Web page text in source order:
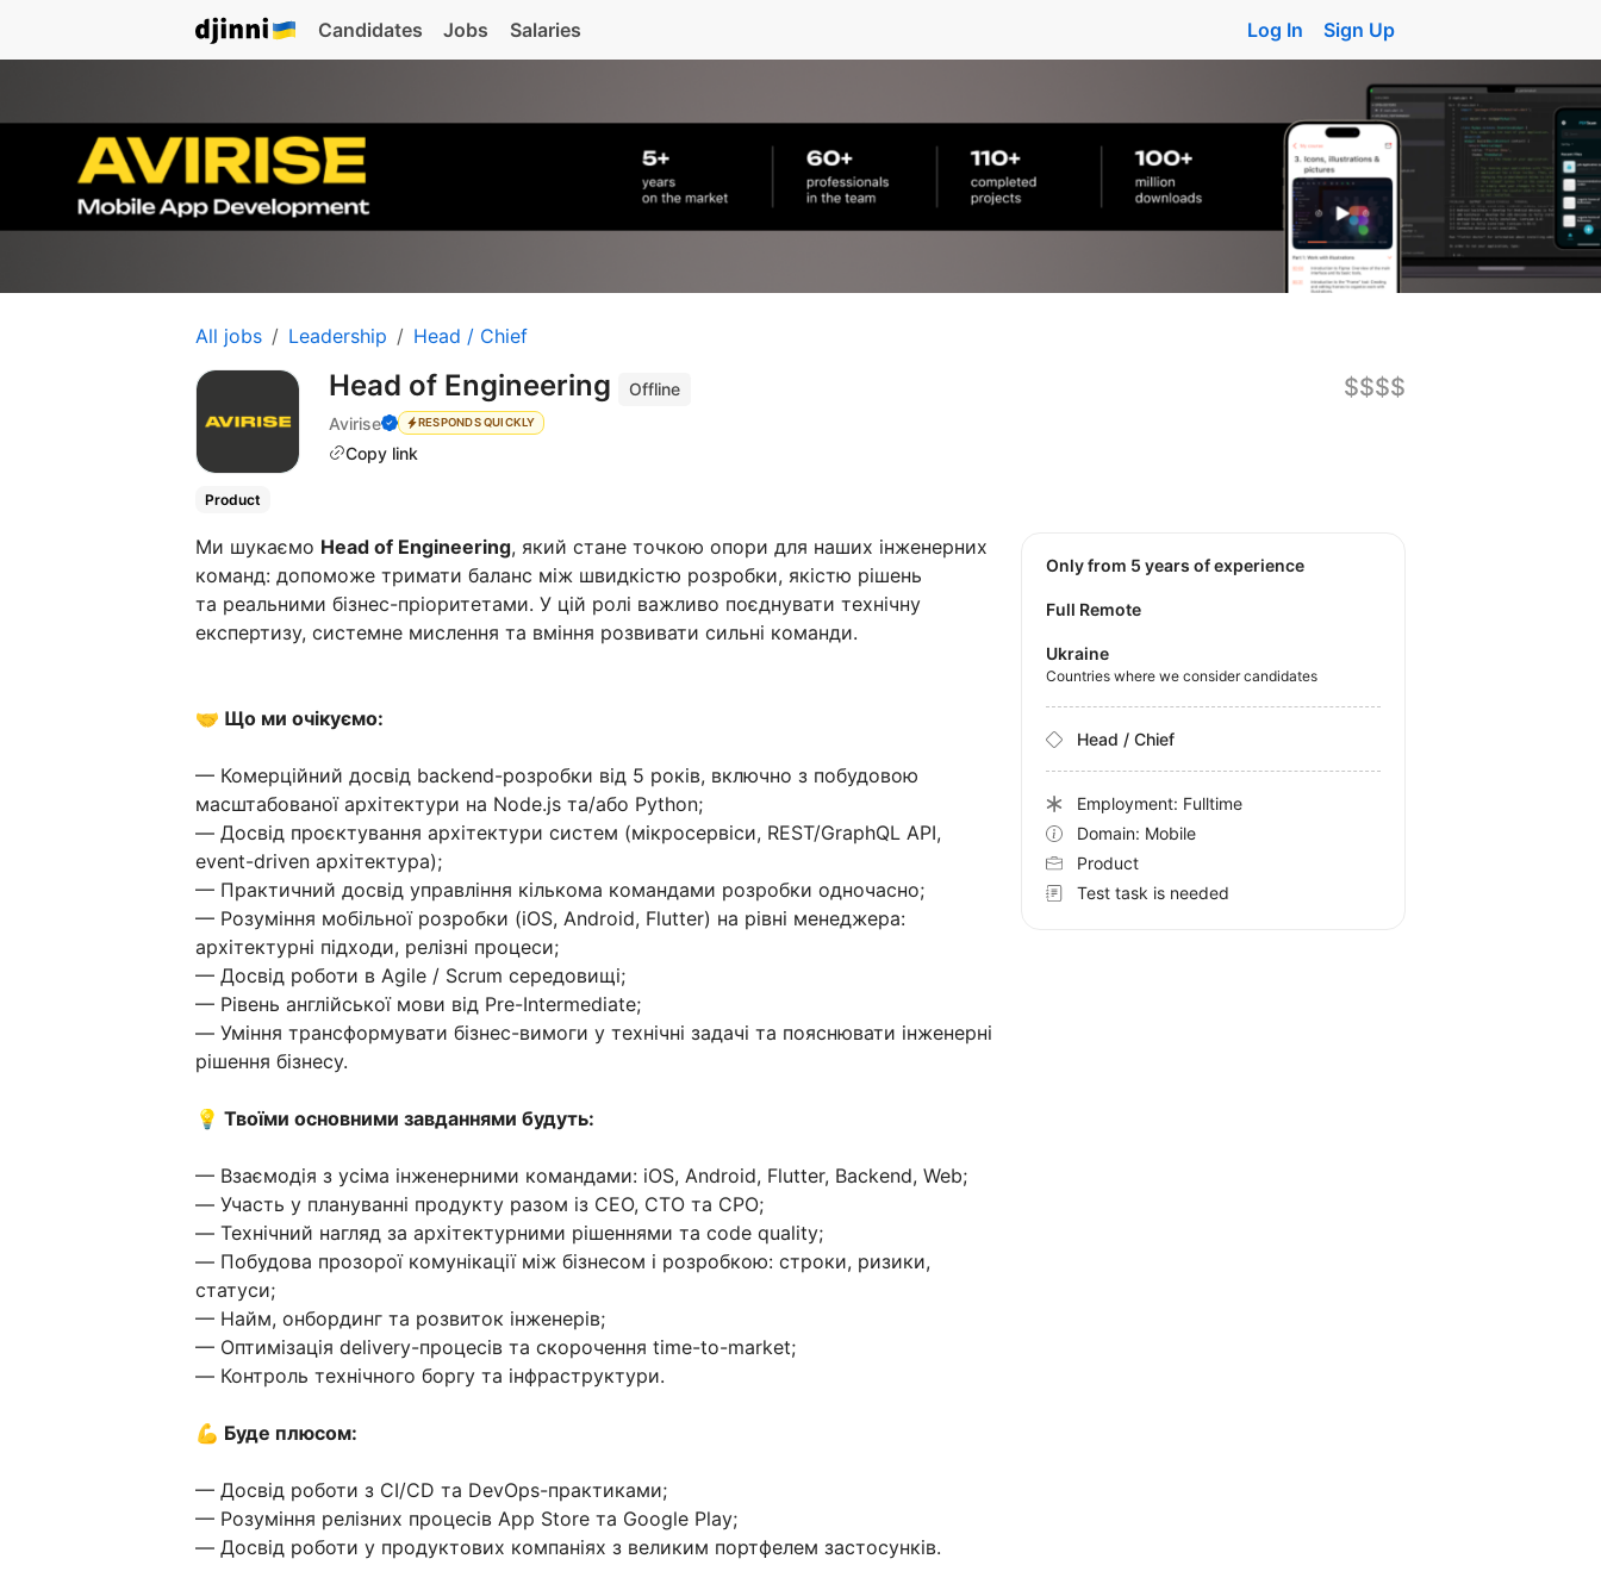
Candidates Jobs Salaries Log In Sign Up
All jobs Leadership Head / Chief
Head of Engineering
Offline
Avirise
RESPONDS QUICKLY
Copy link
$$$$
Product
Ми шукаємо Head of Engineering, який стане точкою опори для наших інженерних
команд: допоможе тримати баланс між швидкістю розробки, якістю рішень
та реальними бізнес-пріоритетами. У цій ролі важливо поєднувати технічну
експертизу, системне мислення та вміння розвивати сильні команди.
🤝 Що ми очікуємо:
— Комерційний досвід backend-розробки від 5 років, включно з побудовою
масштабованої архітектури на Node.js та/або Python;
— Досвід проєктування архітектури систем (мікросервіси, REST/GraphQL API,
event-driven архітектура);
— Практичний досвід управління кількома командами розробки одночасно;
— Розуміння мобільної розробки (iOS, Android, Flutter) на рівні менеджера:
архітектурні підходи, релізні процеси;
— Досвід роботи в Agile / Scrum середовищі;
— Рівень англійської мови від Pre-Intermediate;
— Уміння трансформувати бізнес-вимоги у технічні задачі та пояснювати інженерні
рішення бізнесу.
💡 Твоїми основними завданнями будуть:
— Взаємодія з усіма інженерними командами: iOS, Android, Flutter, Backend, Web;
— Участь у плануванні продукту разом із CEO, CTO та CPO;
— Технічний нагляд за архітектурними рішеннями та code quality;
— Побудова прозорої комунікації між бізнесом і розробкою: строки, ризики,
статуси;
— Найм, онбординг та розвиток інженерів;
— Оптимізація delivery-процесів та скорочення time-to-market;
— Контроль технічного боргу та інфраструктури.
💪 Буде плюсом:
— Досвід роботи з CI/CD та DevOps-практиками;
— Розуміння релізних процесів App Store та Google Play;
— Досвід роботи у продуктових компаніях з великим портфелем застосунків.
Only from 5 years of experience
Full Remote
Ukraine
Countries where we consider candidates
Head / Chief
Employment: Fulltime
Domain: Mobile
Product
Test task is needed